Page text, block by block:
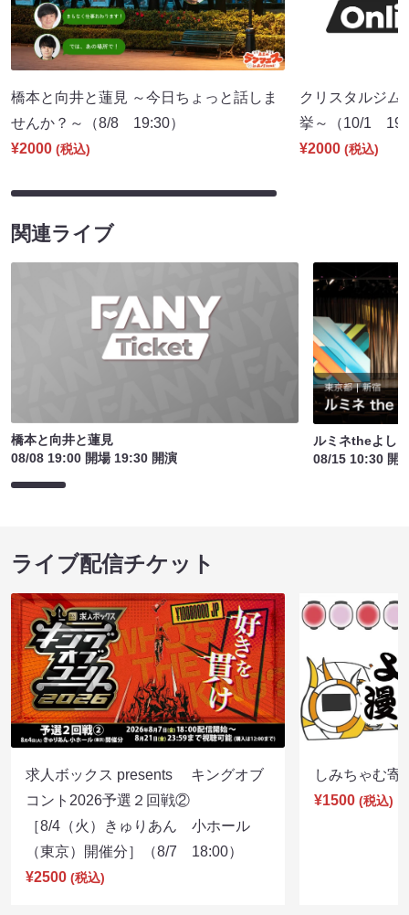
橋本と向井と蓮見 ～今日ちょっと話しま
せんか？～（8/8 19:30）
¥2000 (税込)
クリスタルジム
挙～（10/1
¥2000 (税込)
関連ライブ
橋本と向井と蓮見
08/08 19:00 開場 19:30 開演
ルミネtheよし
08/15 10:30 開
ライブ配信チケット
求人ボックス presents キングオブ
コント2026予選２回戦②
［8/4（火）きゅりあん 小ホール
（東京）開催分］（8/7 18:00）
¥2500 (税込)
しみちゃむ
¥1500 (税込)